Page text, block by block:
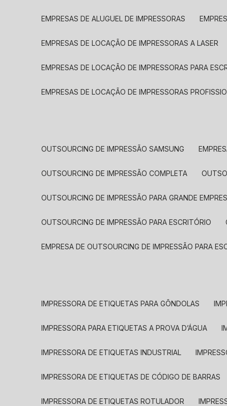
EMPRESAS DE ALUGUEL DE IMPRESSORAS
EMPRESAS DE LOCAÇÃO DE IMPRESSORAS A LASER
EMPRESAS DE LOCAÇÃO DE IMPRESSORAS PARA
EMPRESAS DE LOCAÇÃO DE IMPRESSORAS
OUTSOURCING DE IMPRESSÃO SAMSUNG
OUTSOURCING DE IMPRESSÃO COMPLETA
OUTSOURCING DE IMPRESSÃO PARA GRANDE
OUTSOURCING DE IMPRESSÃO PARA ESCRITÓRIO
EMPRESA DE OUTSOURCING DE IMPRESSÃO PARA
IMPRESSORA DE ETIQUETAS PARA GÔNDOLAS
IMPRESSORA PARA ETIQUETAS A PROVA D’ÁGUA
IMPRESSORA DE ETIQUETAS INDUSTRIAL
IMPRESSORA DE ETIQUETAS DE CÓDIGO DE BARRAS
IMPRESSORA DE ETIQUETAS ROTULADOR